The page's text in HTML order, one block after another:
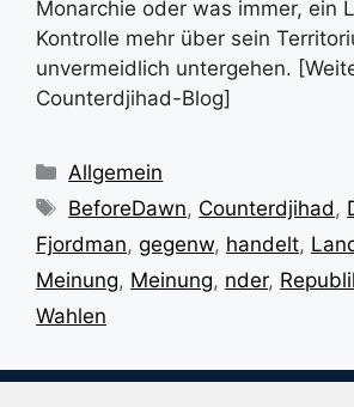
Monarchie oder was immer, ein
Kontrolle mehr über sein
unvermeidlich untergehen.
Counterdjihad-Blog]
Kategorien
Allgemein
Schlagwörter
BeforeDawn, Counterdjihad,
Fjordman, gegenw, handelt,
Meinung, Meinung, nder,
Wahlen